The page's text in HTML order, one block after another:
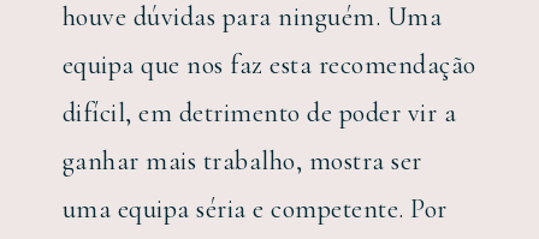
houve dúvidas para ninguém. Uma
equipa que nos faz esta recomendação
difícil, em detrimento de poder vir a
ganhar mais trabalho, mostra ser
uma equipa séria e competente. Por